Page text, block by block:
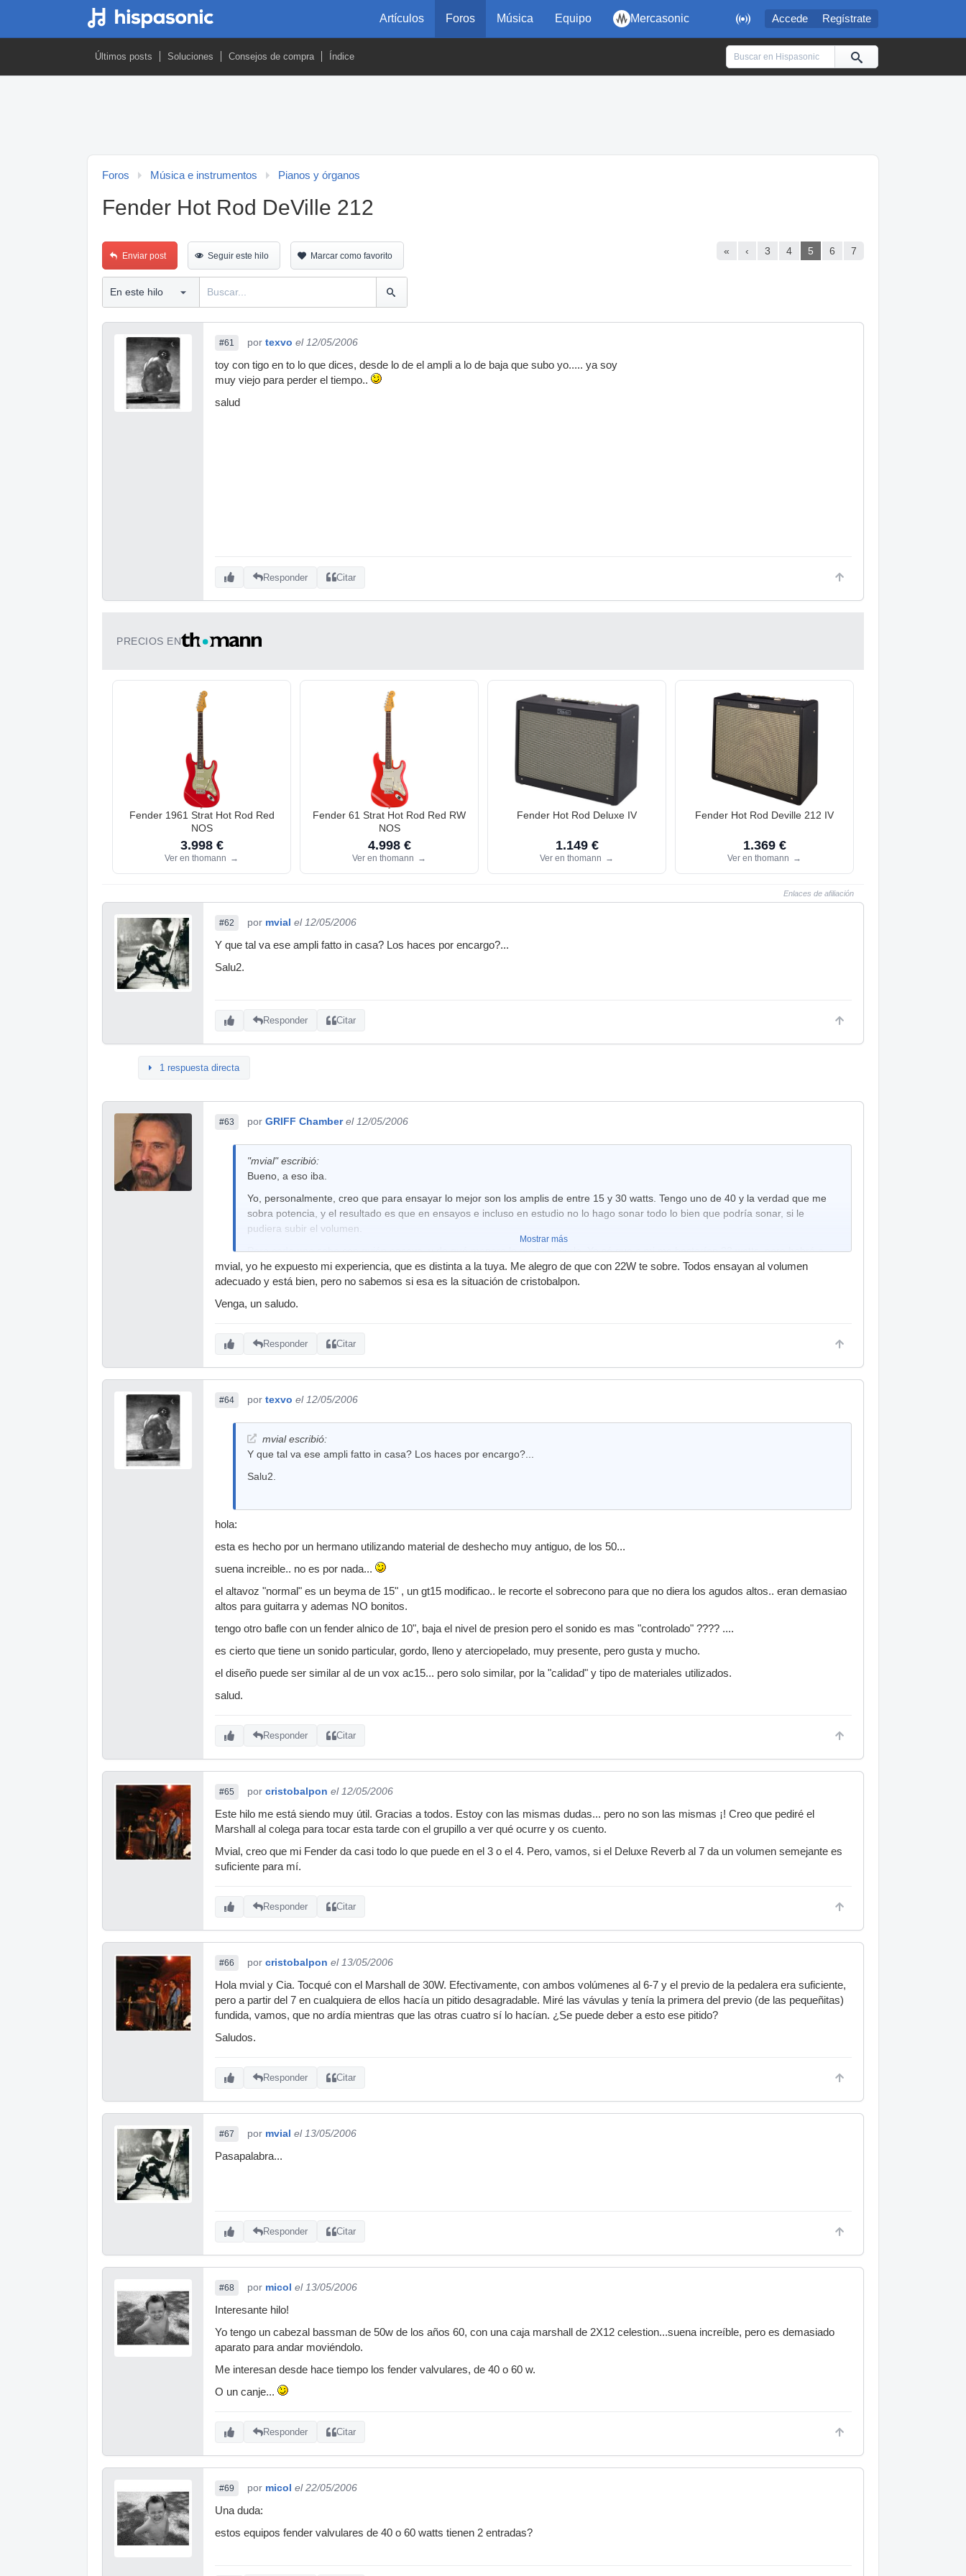
 Accede Regístrate
Artículos Foros Música Equipo Mercasonic
Últimos posts Soluciones Consejos de compra Índice
Foros Música e instrumentos Pianos y órganos
Fender Hot Rod DeVille 212
« ‹ 3 4 5 6 7
Enviar post Seguir este hilo Marcar como favorito
#61 por texvo el 12/05/2006
toy con tigo en to lo que dices, desde lo de el ampli a lo de baja que subo yo..... ya soy
muy viejo para perder el tiempo..
salud
Responder Citar
PRECIOS EN
Fender 1961 Strat Hot Rod Red
NOS
3.998 €
Ver en thomann →
Fender 61 Strat Hot Rod Red RW
NOS
4.998 €
Ver en thomann →
Fender Hot Rod Deluxe IV
1.149 €
Ver en thomann →
Fender Hot Rod Deville 212 IV
1.369 €
Ver en thomann →
Enlaces de afiliación
#62 por mvial el 12/05/2006
Y que tal va ese ampli fatto in casa? Los haces por encargo?...
Salu2.
Responder Citar
1 respuesta directa
#63 por GRIFF Chamber el 12/05/2006
"mvial" escribió:
Bueno, a eso iba.
Yo, personalmente, creo que para ensayar lo mejor son los amplis de entre 15 y 30 watts. Tengo uno de 40 y la verdad que me
sobra potencia, y el resultado es que en ensayos e incluso en estudio no lo hago sonar todo lo bien que podría sonar, si le
pudiera subir el volumen.
Pero cada uno sabe con quién ensaya, y de qué manera le gusta hacerlo. Yo sé que a mi me bastarían 22 watts, pero habrá a
quién no.
Salu2.
Mostrar más
mvial, yo he expuesto mi experiencia, que es distinta a la tuya. Me alegro de que con 22W te sobre. Todos ensayan al volumen
adecuado y está bien, pero no sabemos si esa es la situación de cristobalpon.
Venga, un saludo.
Responder Citar
#64 por texvo el 12/05/2006
mvial escribió:
Y que tal va ese ampli fatto in casa? Los haces por encargo?...
Salu2.
hola:
esta es hecho por un hermano utilizando material de deshecho muy antiguo, de los 50...
suena increible.. no es por nada...
el altavoz "normal" es un beyma de 15" , un gt15 modificao.. le recorte el sobrecono para que no diera los agudos altos.. eran demasiao
altos para guitarra y ademas NO bonitos.
tengo otro bafle con un fender alnico de 10", baja el nivel de presion pero el sonido es mas "controlado" ???? ....
es cierto que tiene un sonido particular, gordo, lleno y aterciopelado, muy presente, pero gusta y mucho.
el diseño puede ser similar al de un vox ac15... pero solo similar, por la "calidad" y tipo de materiales utilizados.
salud.
Responder Citar
#65 por cristobalpon el 12/05/2006
Este hilo me está siendo muy útil. Gracias a todos. Estoy con las mismas dudas... pero no son las mismas ¡! Creo que pediré el
Marshall al colega para tocar esta tarde con el grupillo a ver qué ocurre y os cuento.
Mvial, creo que mi Fender da casi todo lo que puede en el 3 o el 4. Pero, vamos, si el Deluxe Reverb al 7 da un volumen semejante es
suficiente para mí.
Responder Citar
#66 por cristobalpon el 13/05/2006
Hola mvial y Cia. Tocqué con el Marshall de 30W. Efectivamente, con ambos volúmenes al 6-7 y el previo de la pedalera era suficiente,
pero a partir del 7 en cualquiera de ellos hacía un pitido desagradable. Miré las vávulas y tenía la primera del previo (de las pequeñitas)
fundida, vamos, que no ardía mientras que las otras cuatro sí lo hacían. ¿Se puede deber a esto ese pitido?
Saludos.
Responder Citar
#67 por mvial el 13/05/2006
Pasapalabra...
Responder Citar
#68 por micol el 13/05/2006
Interesante hilo!
Yo tengo un cabezal bassman de 50w de los años 60, con una caja marshall de 2X12 celestion...suena increíble, pero es demasiado
aparato para andar moviéndolo.
Me interesan desde hace tiempo los fender valvulares, de 40 o 60 w.
O un canje...
Responder Citar
#69 por micol el 22/05/2006
Una duda:
estos equipos fender valvulares de 40 o 60 watts tienen 2 entradas?